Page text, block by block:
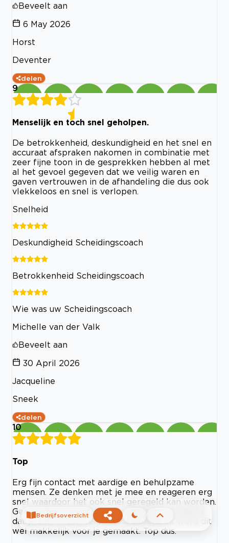
Beveelt aan
6 May 2026
Horst
Deventer
delen
9
Menselijk en toch snel geholpen.
De betrokkenheid, deskundigheid en het snel en
accuraat afspraken nakomen in combinatie met
zeer fijne toon in de gesprekken hebben al met
al het gevoel gegeven dat we veilig waren en
gaven vertrouwen in de afhandeling die dus ook
vlekkeloos en snel is verlopen.
Snelheid
Deskundigheid Scheidingscoach
Betrokkenheid Scheidingscoach
Wie was uw Scheidingscoach
Michelle van der Valk
Beveelt aan
30 April 2026
Jacqueline
Sneek
delen
10
Top
Erg fijn contact met aardige en behulpzame
mensen. Ze denken met je mee en reageren erg
snel waardoor het ook snel geregeld kan worden.
Geen kleine lettertjes of verassingen. Ondanks
dat je zelf in een vervelende situatie zit word dit
wel makkelijk voor je gemaakt. Top dus.
Bedrijfsoverzicht